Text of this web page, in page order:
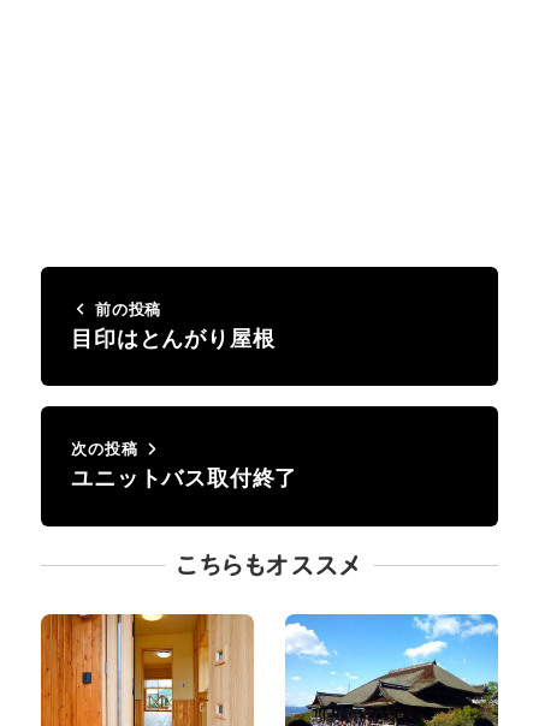
前の投稿
目印はとんがり屋根
次の投稿
ユニットバス取付終了
こちらもオススメ